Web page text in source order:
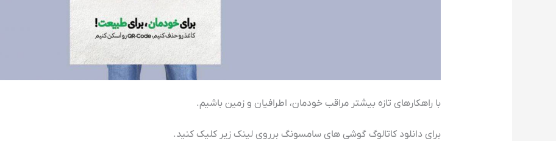
با راهکارهای تازه بیشتر مراقب خودمان، اطرافیان و زمین باشیم.
برای دانلود کاتالوگ گوشی های سامسونگ برروی لینک زیر کلیک کنید.